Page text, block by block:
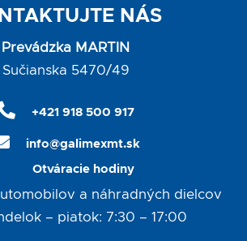
NÁS
Prevádzka MARTIN
Sučianska 5470/49
+421 918 500 917
info@galimexmt.sk
Otváracie hodiny
a náhradných dielcov
– piatok: 7:30 – 17:00